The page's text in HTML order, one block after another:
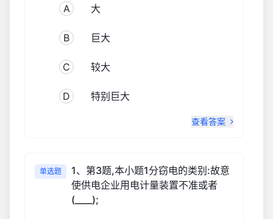
A 大
B 巨大
C 较大
D 特别巨大
查看答案
单选题
1、第3题,本小题1分窃电的类别:故意
使供电企业用电计量装置不准或者
(____);